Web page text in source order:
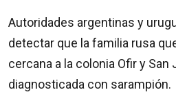
Autoridades argentinas y
detectar que la familia rusa
cercana a la colonia Ofir y San
diagnosticada con sarampión.